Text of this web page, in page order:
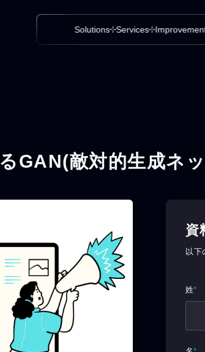
Solutions Services
GAN(敵対的生成ネッ
資
以下